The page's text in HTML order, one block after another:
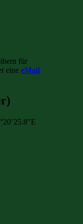
für
eine eMail